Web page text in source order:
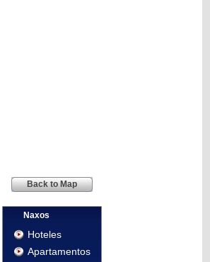
Back to Map
Naxos
Hoteles
Apartamentos